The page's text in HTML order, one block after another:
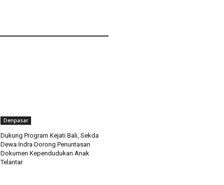
Denpasar
Dukung Program Kejati Bali, Sekda
Dewa Indra Dorong Penuntasan
Dokumen Kependudukan Anak
Telantar